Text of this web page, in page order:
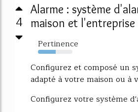
4
Alarme : système
maison et l'entreprise
Pertinence
52%
Configurez et composé un
adapté à votre maison ou à
Configurez votre système